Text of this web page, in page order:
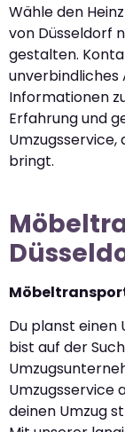
Wähle den
von Düsseldorf
gestalten.
Informationen
Erfahrung und
Umzugsservice,
bringt.
Du planst einen
bist auf der
Umzugsservice
deinen Umzug